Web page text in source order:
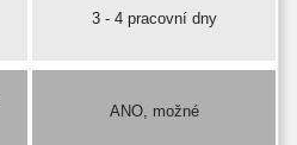
3 - 4 pracovní dny
ANO, možné